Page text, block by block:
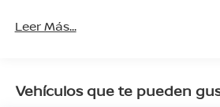
Leer Más...
Vehículos que te pueden